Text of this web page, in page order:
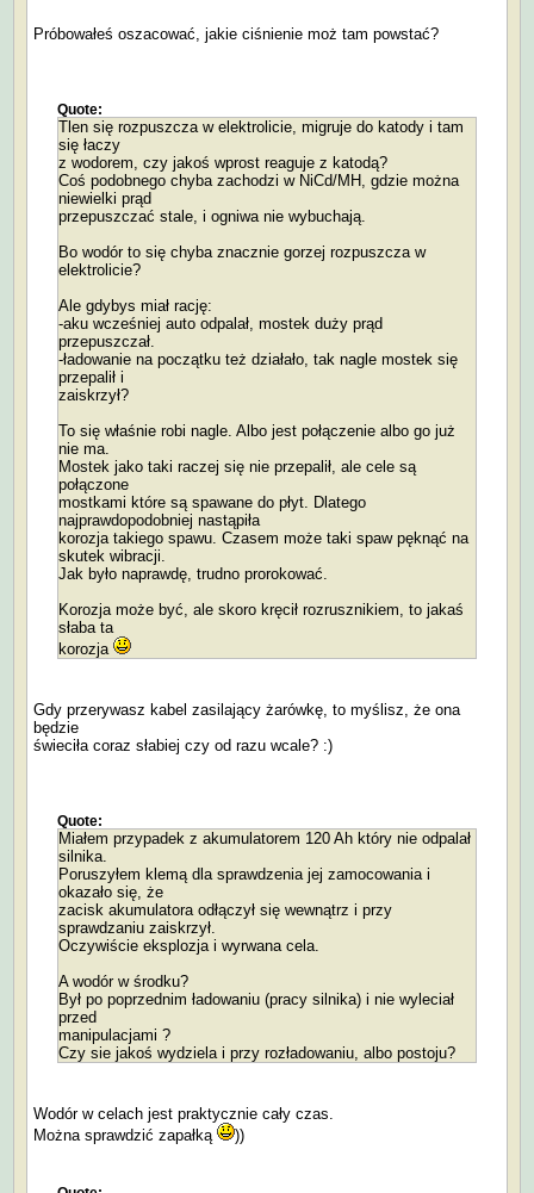
Próbowałeś oszacować, jakie ciśnienie moż tam powstać?
Quote:
Tlen się rozpuszcza w elektrolicie, migruje do katody i tam
się łaczy
z wodorem, czy jakoś wprost reaguje z katodą?
Coś podobnego chyba zachodzi w NiCd/MH, gdzie można
niewielki prąd
przepuszczać stale, i ogniwa nie wybuchają.
Bo wodór to się chyba znacznie gorzej rozpuszcza w
elektrolicie?
Ale gdybys miał rację:
-aku wcześniej auto odpalał, mostek duży prąd
przepuszczał.
-ładowanie na początku też działało, tak nagle mostek się
przepalił i
zaiskrzył?
To się właśnie robi nagle. Albo jest połączenie albo go już
nie ma.
Mostek jako taki raczej się nie przepalił, ale cele są
połączone
mostkami które są spawane do płyt. Dlatego
najprawdopodobniej nastąpiła
korozja takiego spawu. Czasem może taki spaw pęknąć na
skutek wibracji.
Jak było naprawdę, trudno prorokować.
Korozja może być, ale skoro kręcił rozrusznikiem, to jakaś
słaba ta
korozja
Gdy przerywasz kabel zasilający żarówkę, to myślisz, że ona
będzie
świeciła coraz słabiej czy od razu wcale? :)
Quote:
Miałem przypadek z akumulatorem 120 Ah który nie odpalał
silnika.
Poruszyłem klemą dla sprawdzenia jej zamocowania i
okazało się, że
zacisk akumulatora odłączył się wewnątrz i przy
sprawdzaniu zaiskrzył.
Oczywiście eksplozja i wyrwana cela.
A wodór w środku?
Był po poprzednim ładowaniu (pracy silnika) i nie wyleciał
przed
manipulacjami ?
Czy sie jakoś wydziela i przy rozładowaniu, albo postoju?
Wodór w celach jest praktycznie cały czas.
Można sprawdzić zapałką
))